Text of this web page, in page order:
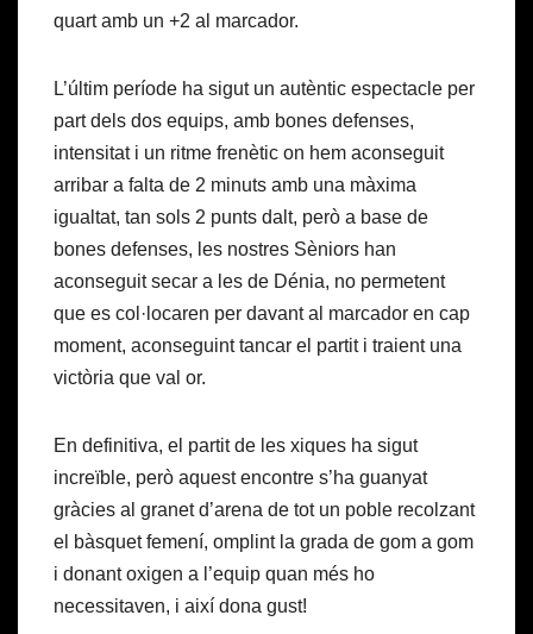
quart amb un +2 al marcador.
L’últim període ha sigut un autèntic espectacle per
part dels dos equips, amb bones defenses,
intensitat i un ritme frenètic on hem aconseguit
arribar a falta de 2 minuts amb una màxima
igualtat, tan sols 2 punts dalt, però a base de
bones defenses, les nostres Sèniors han
aconseguit secar a les de Dénia, no permetent
que es col·locaren per davant al marcador en cap
moment, aconseguint tancar el partit i traient una
victòria que val or.
En definitiva, el partit de les xiques ha sigut
increïble, però aquest encontre s’ha guanyat
gràcies al granet d’arena de tot un poble recolzant
el bàsquet femení, omplint la grada de gom a gom
i donant oxigen a l’equip quan més ho
necessitaven, i així dona gust!